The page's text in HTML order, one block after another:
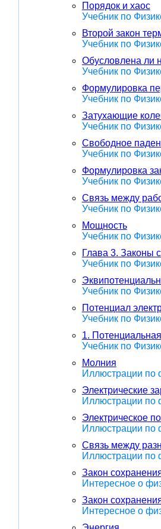
Порядок и хаос
Учебник по
Второй закон
Учебник по
Обусловлена ли
Учебник по
Формулировка
Учебник по
Затухающие
Учебник по
Свободное
Учебник по
Формулировка
Учебник по
Связь между
Учебник по
Мощность
Учебник по
Глава 3. Законы
Учебник по
Учебник по
Потенциал
Учебник по
1.
Учебник по
Молния
Иллюстрации по
Электрические
Иллюстрации по
Электрическое
Иллюстрации по
Связь между
Иллюстрации по
Закон
Интересное о
Закон
Интересное о